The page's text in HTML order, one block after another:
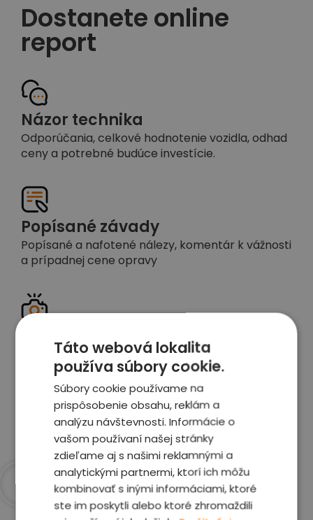
Dostanete online
report
Názor technika
Odporúčania, celkové hodnotenie vozidla, odhad
ceny a potrebné budúce investície.
Popísané závady
Popísané a nafotené nálezy, komentár k vážnosti
a prípadnej cene opravy
Celé auto z exteriéru aj interiéru nafotíme
vrátane závad a poškodení
Zobraziť report
Táto webová lokalita
používa súbory cookie.
Súbory cookie používame na
prispôsobenie obsahu, reklám a
analýzu návštevnosti. Informácie o
vašom používaní našej stránky
zdieľame aj s našimi reklamnými a
analytickými partnermi, ktorí ich môžu
kombinovať s inými informáciami, ktoré
ste im poskytli alebo ktoré zhromaždili